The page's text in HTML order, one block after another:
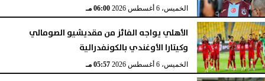
الخميس، 6 أغسطس 2026 06:00 مـ
الأهلي يواجه الفائز من مقديشيو الصومالي
وكيتارا الأوغندي بالكونفدرالية
الخميس، 6 أغسطس 2026 05:57 مـ